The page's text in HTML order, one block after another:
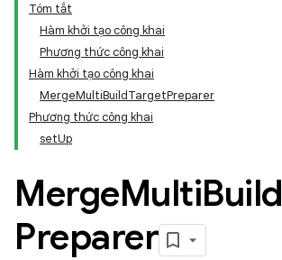
Tóm tắt
Hàm khởi tạo công khai
Phương thức công khai
Hàm khởi tạo công khai
MergeMultiBuildTargetPreparer
Phương thức công khai
setUp
MergeMultiBuild
Preparer